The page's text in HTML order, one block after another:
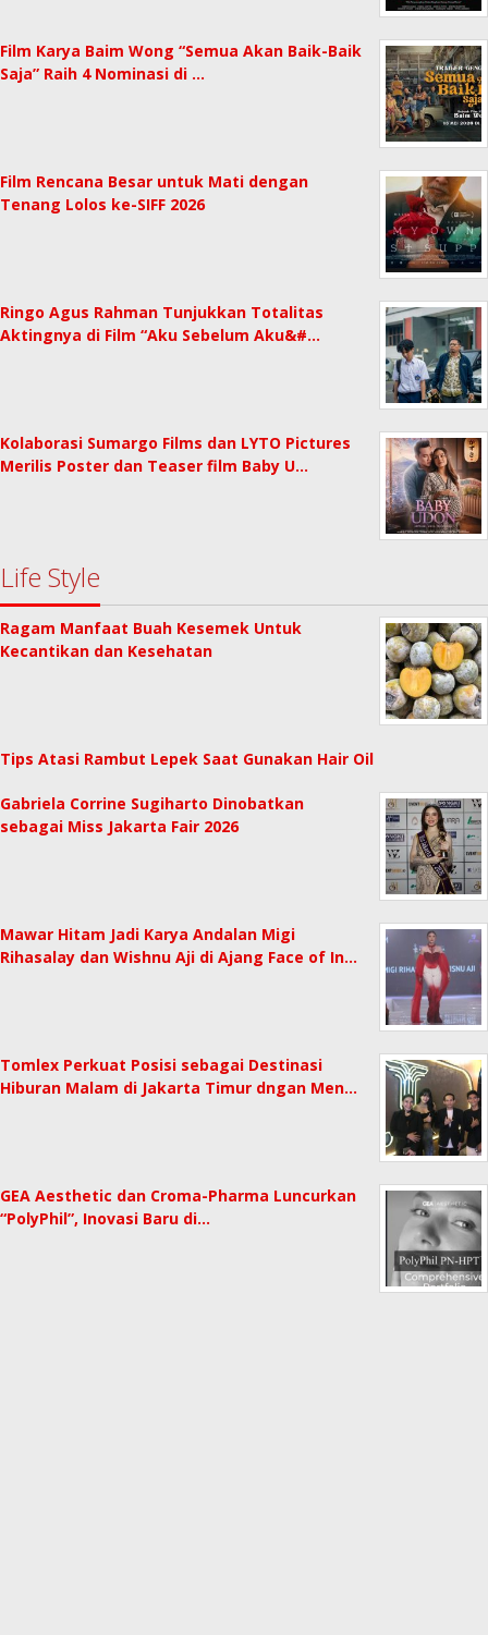
Film Karya Baim Wong “Semua Akan Baik-Baik
Saja” Raih 4 Nominasi di …
Film Rencana Besar untuk Mati dengan
Tenang Lolos ke-SIFF 2026
Ringo Agus Rahman Tunjukkan Totalitas
Aktingnya di Film “Aku Sebelum Aku&#…
Kolaborasi Sumargo Films dan LYTO Pictures
Merilis Poster dan Teaser film Baby U…
Life Style
Ragam Manfaat Buah Kesemek Untuk
Kecantikan dan Kesehatan
Tips Atasi Rambut Lepek Saat Gunakan Hair Oil
Gabriela Corrine Sugiharto Dinobatkan
sebagai Miss Jakarta Fair 2026
Mawar Hitam Jadi Karya Andalan Migi
Rihasalay dan Wishnu Aji di Ajang Face of In…
Tomlex Perkuat Posisi sebagai Destinasi
Hiburan Malam di Jakarta Timur dngan Men…
GEA Aesthetic dan Croma-Pharma Luncurkan
“PolyPhil”, Inovasi Baru di…